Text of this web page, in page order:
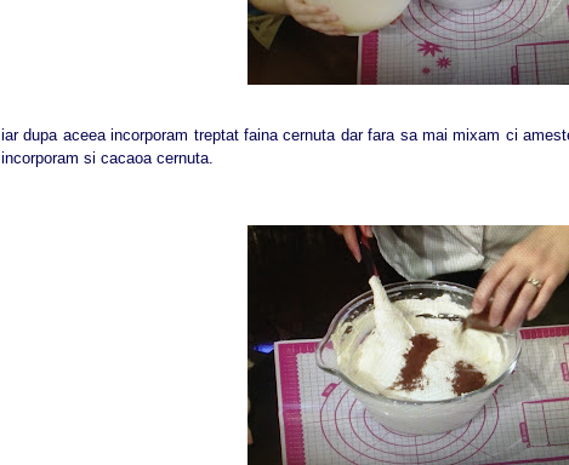
iar dupa aceea incorporam treptat faina cernuta dar fara sa mai mixam ci
incorporam si cacaoa cernuta.